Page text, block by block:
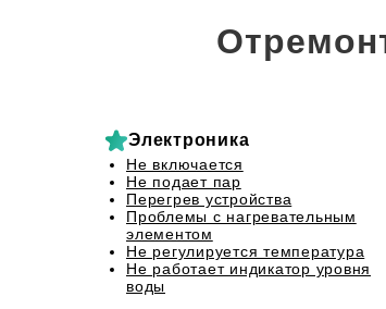
Электроника
Не включается
Не подает пар
Перегрев устройства
Проблемы с нагревательным
элементом
Не регулируется температура
Не работает индикатор уровня
воды